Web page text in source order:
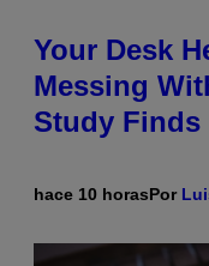
Your Desk
Messing
Study Finds
hace 10 horasPor